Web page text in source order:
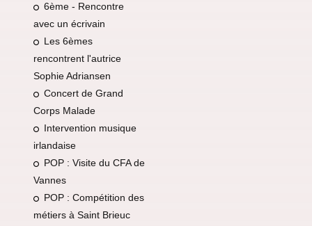
6ème - Rencontre
avec un écrivain
Les 6èmes
rencontrent l'autrice
Sophie Adriansen
Concert de Grand
Corps Malade
Intervention musique
irlandaise
POP : Visite du CFA de
Vannes
POP : Compétition des
métiers à Saint Brieuc